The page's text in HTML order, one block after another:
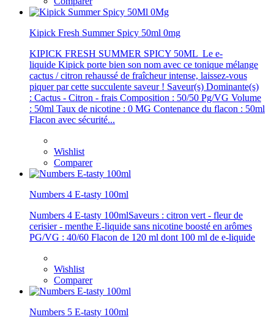
Kipick Fresh Summer Spicy 50ml 0mg
KIPICK FRESH SUMMER SPICY 50ML Le e-
liquide Kipick porte bien son nom avec ce tonique mélange
cactus / citron rehaussé de fraîcheur intense, laissez-­vous
piquer par cette succulente saveur ! Saveur(s) Dominante(s)
: Cactus - Citron - frais Composition : 50/50 Pg/VG Volume
: 50ml Taux de nicotine : 0 MG Contenance du flacon : 50ml
Flacon avec sécurité...
Wishlist
Comparer
Numbers 4 E-tasty 100ml
Numbers 4 E-tasty 100mlSaveurs : citron vert - fleur de
cerisier - menthe E-liquide sans nicotine boosté en arômes
PG/VG : 40/60 Flacon de 120 ml dont 100 ml de e-liquide
Wishlist
Comparer
Numbers 5 E-tasty 100ml